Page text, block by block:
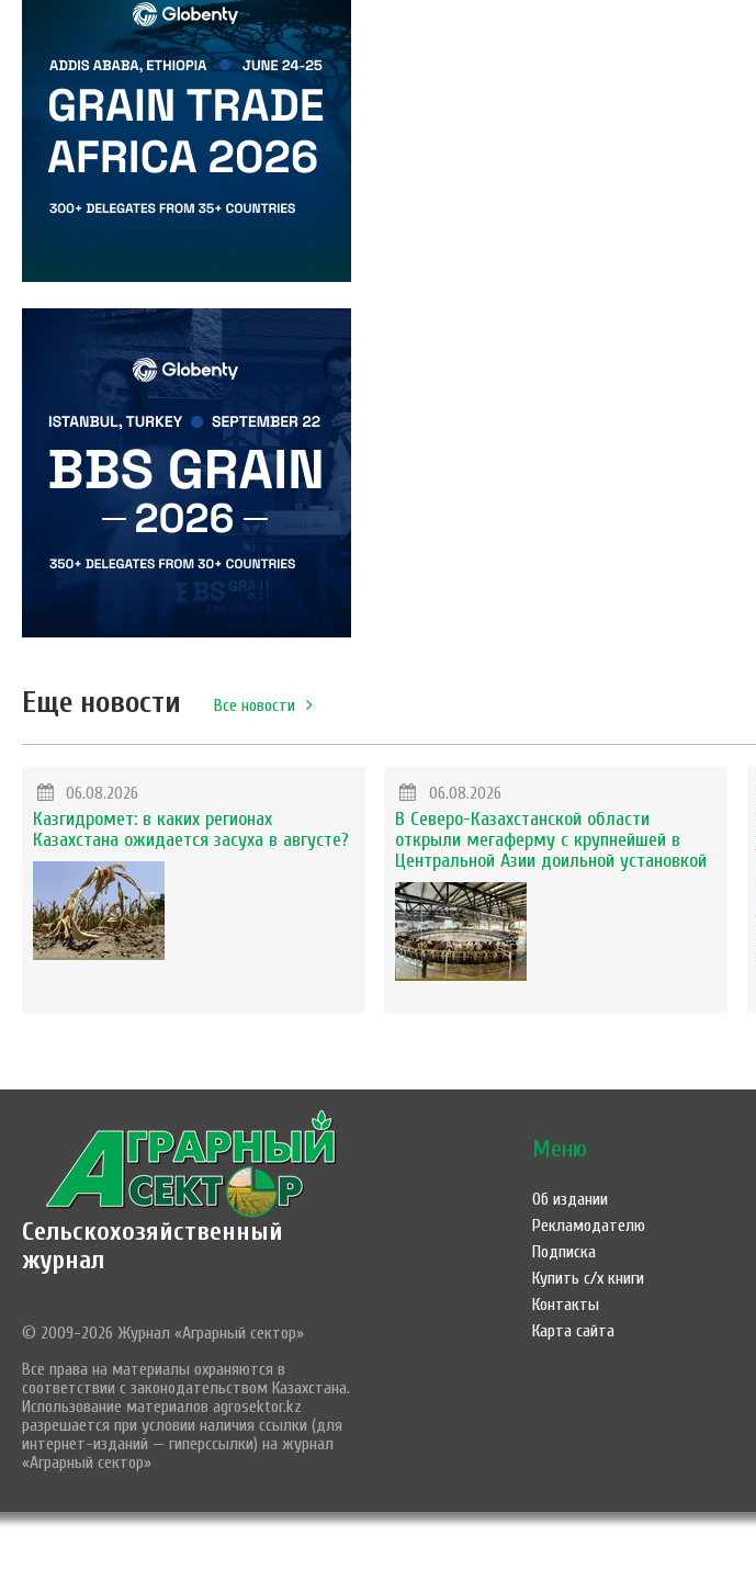
Еще новости Все новости
06.08.2026
Казгидромет: в каких регионах
Казахстана ожидается засуха в августе?
06.08.2026
В Северо-Казахстанской области
открыли мегаферму с крупнейшей в
Центральной Азии доильной установкой
Сельскохозяйственный
журнал
© 2009-2026 Журнал «Аграрный сектор»
Все права на материалы охраняются в
соответствии с законодательством Казахстана.
Использование материалов agrosektor.kz
разрешается при условии наличия ссылки (для
интернет-изданий — гиперссылки) на журнал
«Аграрный сектор»
Меню
Об издании
Рекламодателю
Подписка
Купить с/х книги
Контакты
Карта сайта